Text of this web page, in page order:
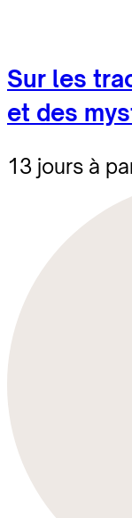
Sur les
et des
13 jours à